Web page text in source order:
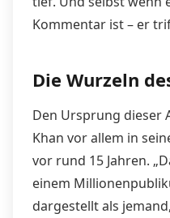
Kommentar ist – er
Die Wurzeln
Den Ursprung dieser
Khan vor allem in
vor rund 15 Jahren.
einem
dargestellt als